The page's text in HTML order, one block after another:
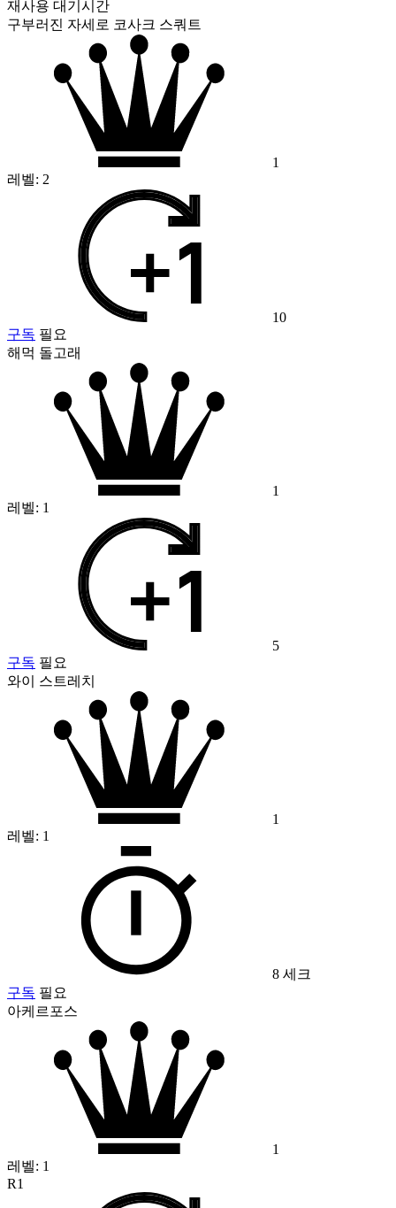
재사용 대기시간
구부러진 자세로 코사크 스쿼트
1
레벨: 2
10
구독 필요
해먹 돌고래
1
레벨: 1
5
구독 필요
와이 스트레치
1
레벨: 1
8 세크
구독 필요
아케르포스
1
레벨: 1
R1